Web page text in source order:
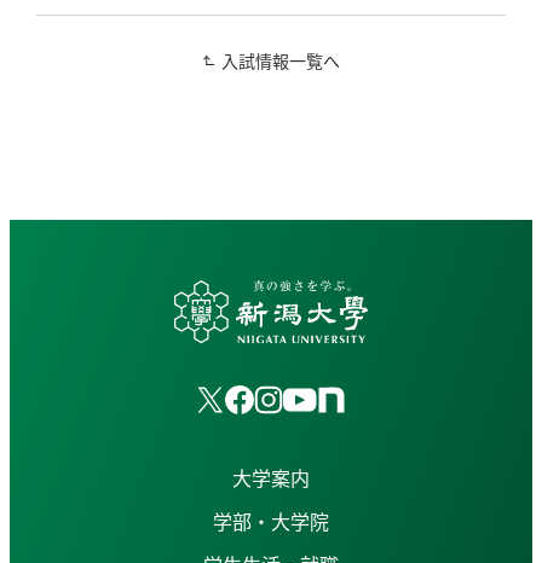
入試情報一覧へ
大学案内
学部・大学院